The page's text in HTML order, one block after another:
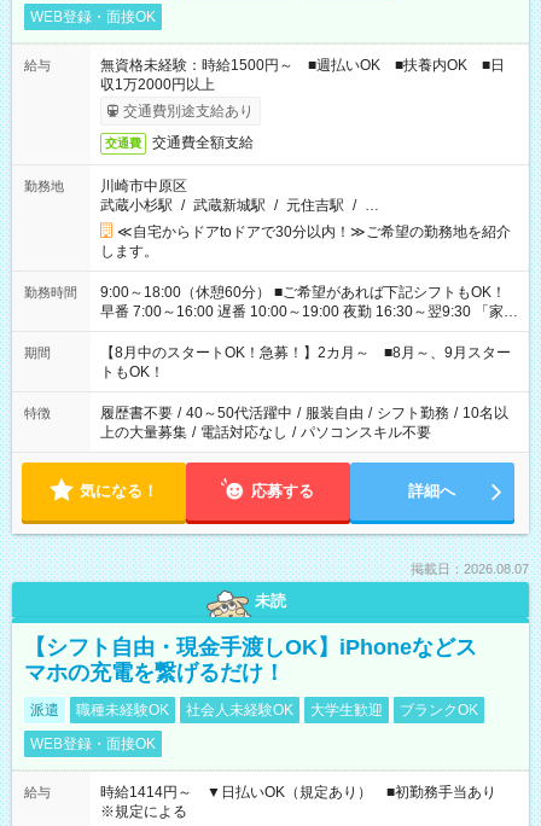
WEB登録・面接OK
給与
無資格未経験：時給1500円～ ■週払いOK ■扶養内OK ■日
収1万2000円以上
交通費別途支給あり
交通費 交通費全額支給
勤務地
川崎市中原区
武蔵小杉駅 / 武蔵新城駅 / 元住吉駅 / …
≪自宅からドアtoドアで30分以内！≫ご希望の勤務地を紹介
します。
勤務時間
9:00～18:00（休憩60分） ■ご希望があれば下記シフトもOK！
早番 7:00～16:00 遅番 10:00～19:00 夜勤 16:30～翌9:30 「家族
と休みを合わせたい」 「余裕を持って夕飯の準備がしたい」
「できれば残業はしたくない」 など、ご希望を教えてください
ね。 ※Wワーク希望の方へ 今ご覧のお仕事で希望する勤務時間
と、もう1つのお仕事の勤務時間。 合計で週40時間を超える場
合は応募できません。
期間
【8月中のスタートOK！急募！】2カ月～ ■8月～、9月スター
トもOK！
特徴 履歴書不要 / 40～50代活躍中 / 服装自由 / シフト勤務 / 10名以
上の大量募集 / 電話対応なし / パソコンスキル不要
気になる！ 応募する 詳細へ
掲載日：2026.08.07
未読
【シフト自由・現金手渡しOK】iPhoneなどス
マホの充電を繋げるだけ！
派遣 職種未経験OK 社会人未経験OK 大学生歓迎
ブランクOK
WEB登録・面接OK
給与
時給1414円～ ▼日払いOK（規定あり） ■初勤務手当あり
※規定による